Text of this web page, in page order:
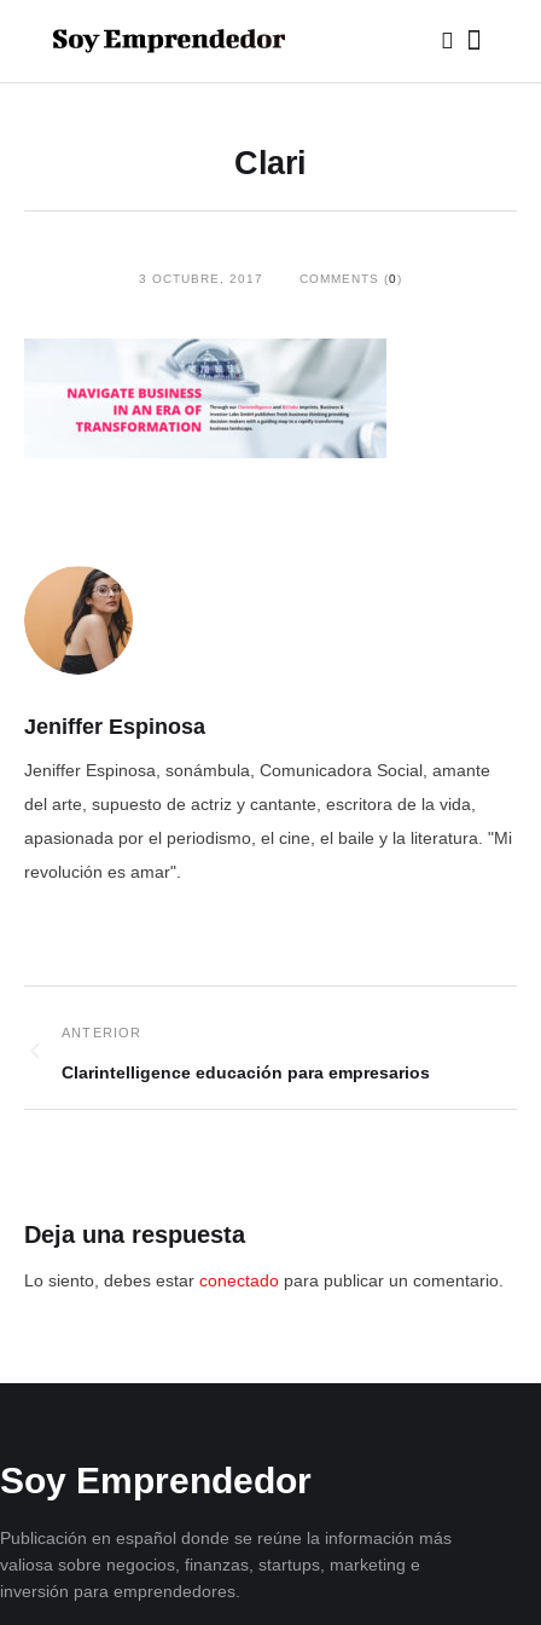
Clari
3 OCTUBRE, 2017 COMMENTS (0)
Jeniffer Espinosa
Jeniffer Espinosa, sonámbula, Comunicadora Social, amante
del arte, supuesto de actriz y cantante, escritora de la vida,
apasionada por el periodismo, el cine, el baile y la literatura. "Mi
revolución es amar".
Clarintelligence educación para empresarios
Deja una respuesta
Lo siento, debes estar conectado para publicar un comentario.
Soy Emprendedor
Publicación en español donde se reúne la información más
valiosa sobre negocios, finanzas, startups, marketing e
inversión para emprendedores.